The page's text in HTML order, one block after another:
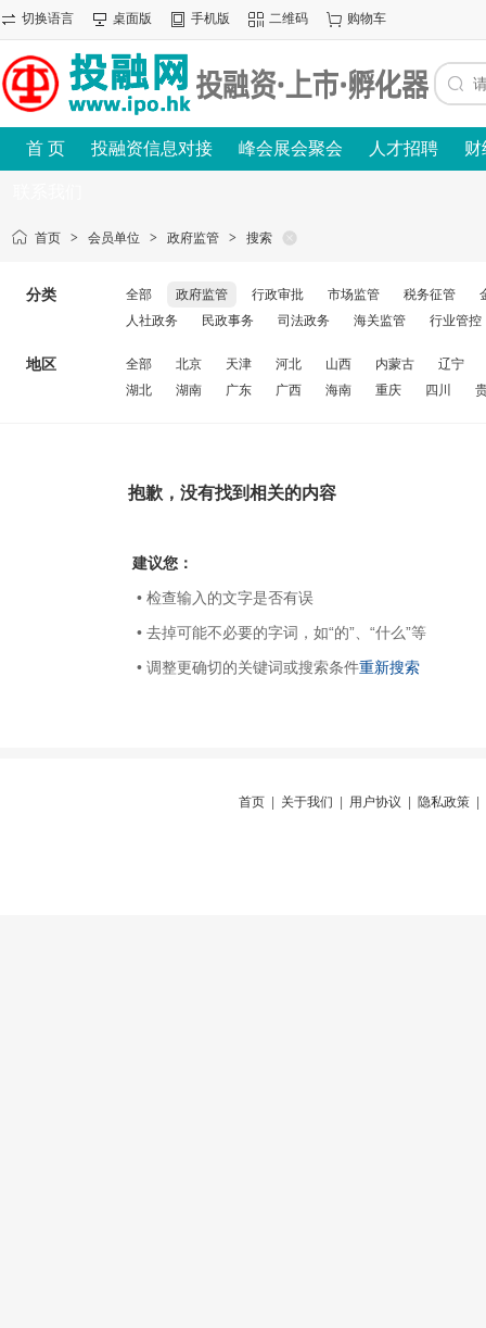
切换语言 桌面版 手机版 二维码 购物车
首 页 投融资信息对接 峰会展会聚会 人才招聘 财
首页 > 会员单位 > 政府监管 > 搜索
分类 全部 政府监管 行政审批 市场监管 税务征管
人社政务
民政事务 司法政务 海关监管 行业管控
地区 全部 北京 天津 河北 山西 内蒙古
辽宁
湖北
湖南 广东 广西 海南 重庆 四川
抱歉，没有找到相关的内容
建议您：
• 检查输入的文字是否有误
• 去掉可能不必要的字词，如“的”、“什么”等
• 调整更确切的关键词或搜索条件重新搜索
首页 关于我们 用户协议 隐私政策